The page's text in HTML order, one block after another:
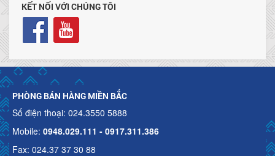
KẾT NỐI VỚI CHÚNG TÔI
PHÒNG BÁN HÀNG MIỀN BẮC
Số điện thoại: 024.3550 5888
Mobile: 0948.029.111 - 0917.311.386
Fax: 024.37 37 30 88